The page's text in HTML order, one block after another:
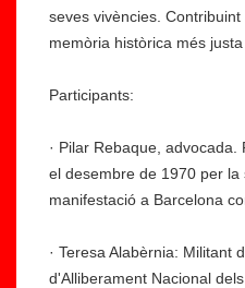
seves vivències.
memòria històrica més justa
Participants:
· Pilar Rebaque,
el desembre de 1970 per
manifestació a Barcelona
· Teresa Alabèrnia: Militant
d'Alliberament Nacional